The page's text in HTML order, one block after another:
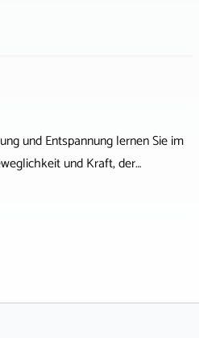
und Entspannung lernen Sie im
und Kraft, der…